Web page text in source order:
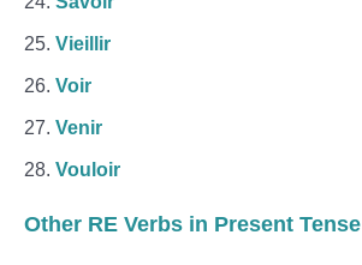
Vieillir
Voir
Venir
Vouloir
Other RE Verbs in Present Tense